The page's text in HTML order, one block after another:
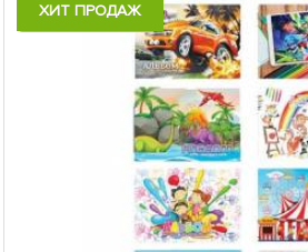
ХИТ ПРОДАЖ
Есть в наличии